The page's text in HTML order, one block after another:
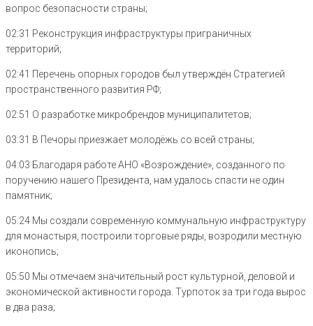
вопрос безопасности страны;
02:31 Реконструкция инфраструктуры приграничных
территорий;
02:41 Перечень опорных городов был утверждён Стратегией
пространственного развития РФ;
02:51 О разработке микробрендов муниципалитетов;
03:31 В Печоры приезжает молодёжь со всей страны;
04:03 Благодаря работе АНО «Возрождение», созданного по
поручению нашего Президента, нам удалось спасти не один
памятник;
05:24 Мы создали современную коммунальную инфраструктуру
для монастыря, построили торговые ряды, возродили местную
иконопись;
05:50 Мы отмечаем значительный рост культурной, деловой и
экономической активности города. Турпоток за три года вырос
в два раза;